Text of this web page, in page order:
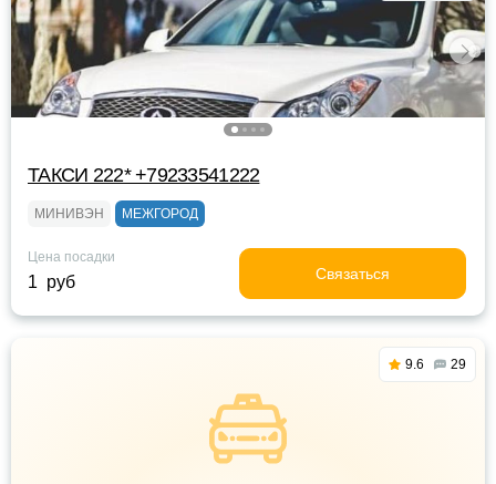
ТАКСИ 222* +79233541222
МИНИВЭН МЕЖГОРОД
Цена посадки
1 руб Связаться
9.6 29